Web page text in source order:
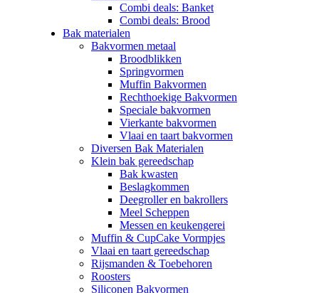
Combi deals: Banket
Combi deals: Brood
Bak materialen
Bakvormen metaal
Broodblikken
Springvormen
Muffin Bakvormen
Rechthoekige Bakvormen
Speciale bakvormen
Vierkante bakvormen
Vlaai en taart bakvormen
Diversen Bak Materialen
Klein bak gereedschap
Bak kwasten
Beslagkommen
Deegroller en bakrollers
Meel Scheppen
Messen en keukengerei
Muffin & CupCake Vormpjes
Vlaai en taart gereedschap
Rijsmanden & Toebehoren
Roosters
Siliconen Bakvormen